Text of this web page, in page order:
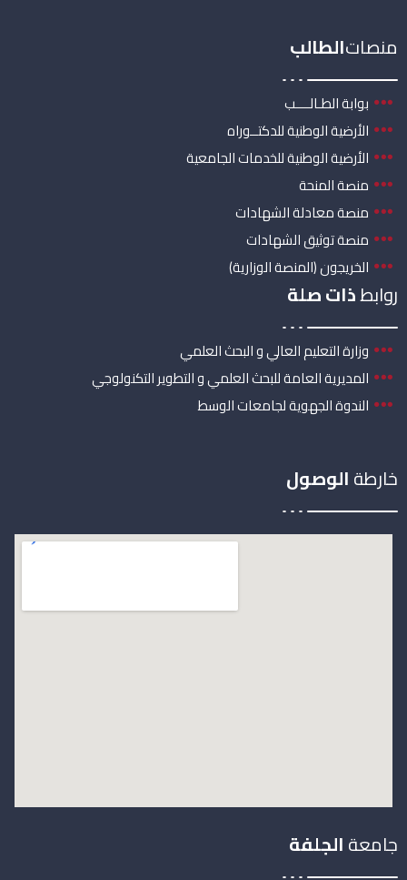
منصاتالطالب
بوابة الطـالــــب
الأرضية الوطنية للدكتــوراه
الأرضية الوطنية للخدمات الجامعية
منصة المنحة
منصة معادلة الشهادات
منصة توثيق الشهادات
الخريجون (المنصة الوزارية)
روابطذات صلة
وزارة التعليم العالي و البحث العلمي
المديرية العامة للبحث العلمي و التطوير التكنولوجي
الندوة الجهوية لجامعات الوسط
خارطةالوصول
جامعةالجلفة